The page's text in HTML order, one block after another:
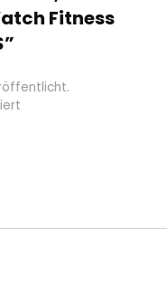
Fitness